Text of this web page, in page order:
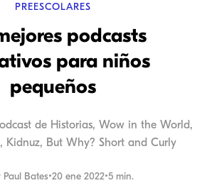
PREESCOLARES
podcasts
para niños
pequeños
de Historias, Wow in the World,
Kidnuz, But Why? Short and Curly
Paul Bates•20 ene 2022•5 min.